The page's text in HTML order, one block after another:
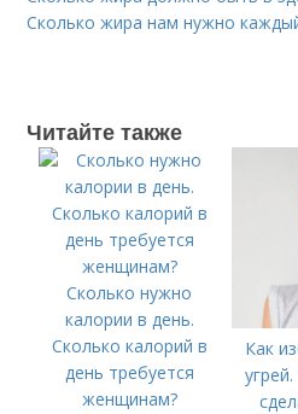
Сколько жира нам нужно
Читайте также
Сколько нужно
калории в день.
Сколько калорий в
день требуется
женщинам?
Как